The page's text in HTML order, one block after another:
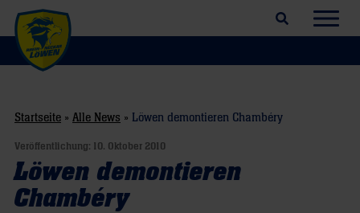
Suchfeld öffnen
Startseite » Alle News » Löwen demontieren Chambéry
Veröffentlichung: 10. Oktober 2010
Löwen demontieren
Chambéry